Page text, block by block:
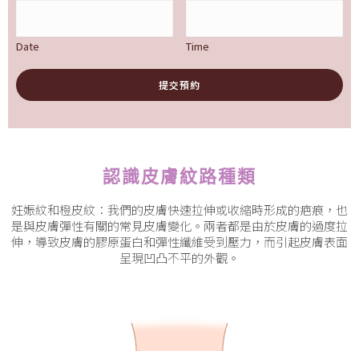
Date Time
提交預約
認識皮膚紋路種類
妊娠紋和橙皮紋：我們的皮膚快速拉伸或收縮時形成的疤痕，也
是與皮膚彈性有關的常見皮膚變化。兩者都是由於皮膚的過度拉
伸，導致皮膚的膠原蛋白和彈性纖維受到壓力，而引起皮膚表面
呈現凹凸不平的外觀。